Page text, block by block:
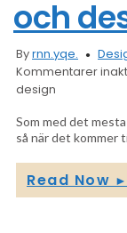
och
Byrnn.yqe.
Kommentarer
design
Som med det
så när det kommer
Read Now ►